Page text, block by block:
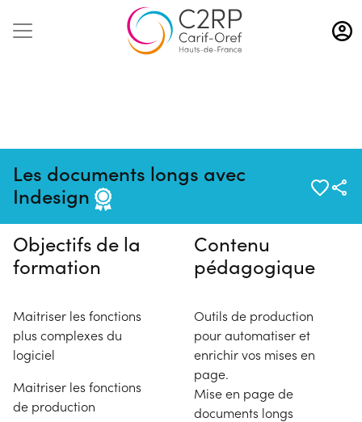
Aller
au
contenu
Les documents longs avec
Indesign
Pas de session programmée en
ce moment
Objectifs de la
formation
Maitriser les fonctions
plus complexes du
logiciel
Maitriser les fonctions
de production
Contenu
pédagogique
Outils de production
pour automatiser et
enrichir vos mises en
page.
Mise en page de
documents longs